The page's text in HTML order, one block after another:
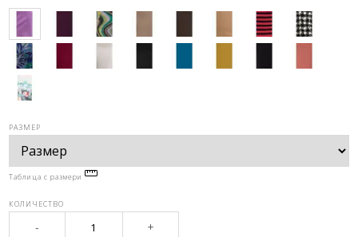
РАЗМЕР
Таблица с размери
КОЛИЧЕСТВО
- +